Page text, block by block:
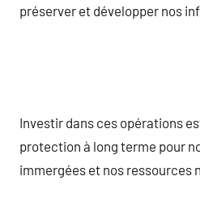
préserver et développer nos
Investir dans ces opérations
protection à long terme pour
immergées et nos ressources